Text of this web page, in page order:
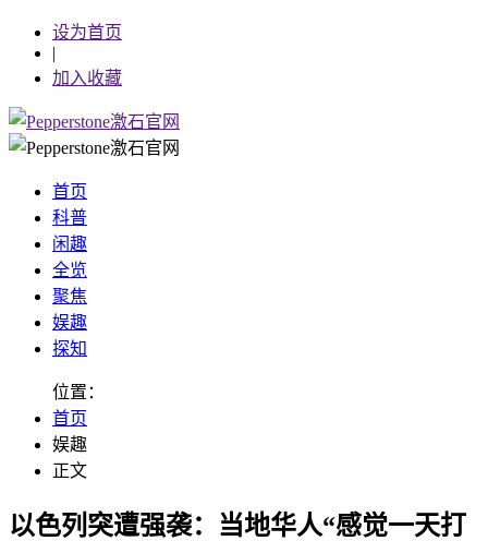
设为首页
|
加入收藏
首页
科普
闲趣
全览
聚焦
娱趣
探知
位置：
首页
娱趣
正文
以色列突遭强袭：当地华人“感觉一天打